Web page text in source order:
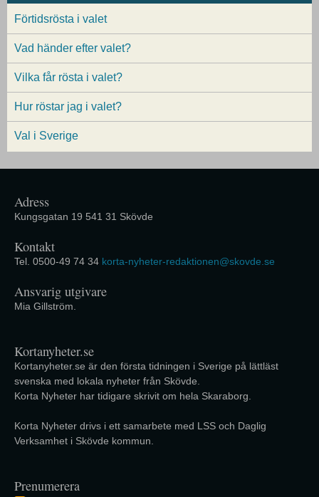
Förtidsrösta i valet
Vad händer efter valet?
Vilka får rösta i valet?
Hur röstar jag i valet?
Val i Sverige
Adress
Kungsgatan 19 541 31 Skövde
Kontakt
Tel. 0500-49 74 34 korta-nyheter-redaktionen@skovde.se
Ansvarig utgivare
Mia Gillström.
Kortanyheter.se
Kortanyheter.se är den första tidningen i Sverige på lättläst
svenska med lokala nyheter från Skövde.
Korta Nyheter har tidigare skrivit om hela Skaraborg.
Korta Nyheter drivs i ett samarbete med LSS och Daglig
Verksamhet i Skövde kommun.
Prenumerera